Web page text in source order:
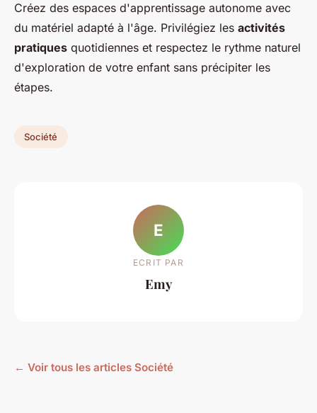
Créez des espaces d'apprentissage autonome avec
du matériel adapté à l'âge. Privilégiez les activités
pratiques quotidiennes et respectez le rythme naturel
d'exploration de votre enfant sans précipiter les
étapes.
Société
E
ECRIT PAR
Emy
← Voir tous les articles Société